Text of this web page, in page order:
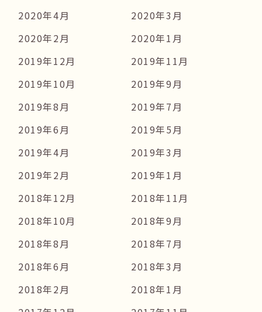
2020年4月
2020年3月
2020年2月
2020年1月
2019年12月
2019年11月
2019年10月
2019年9月
2019年8月
2019年7月
2019年6月
2019年5月
2019年4月
2019年3月
2019年2月
2019年1月
2018年12月
2018年11月
2018年10月
2018年9月
2018年8月
2018年7月
2018年6月
2018年3月
2018年2月
2018年1月